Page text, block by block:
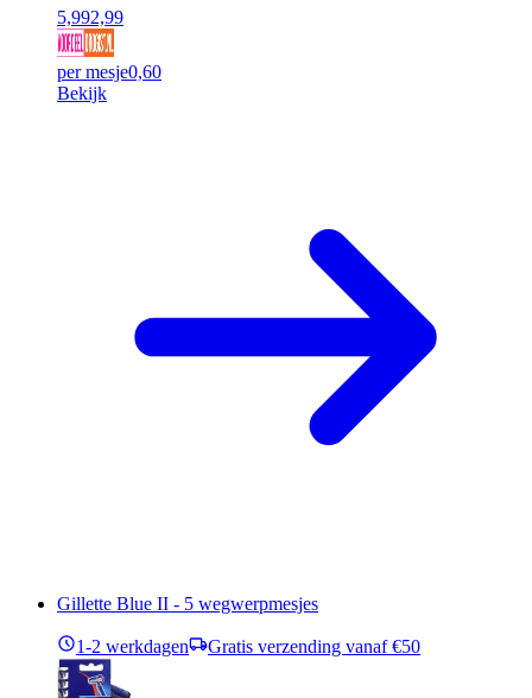
5,992,99
per mesje0,60
Bekijk
Gillette Blue II - 5 wegwerpmesjes
1-2 werkdagen Gratis verzending vanaf €50